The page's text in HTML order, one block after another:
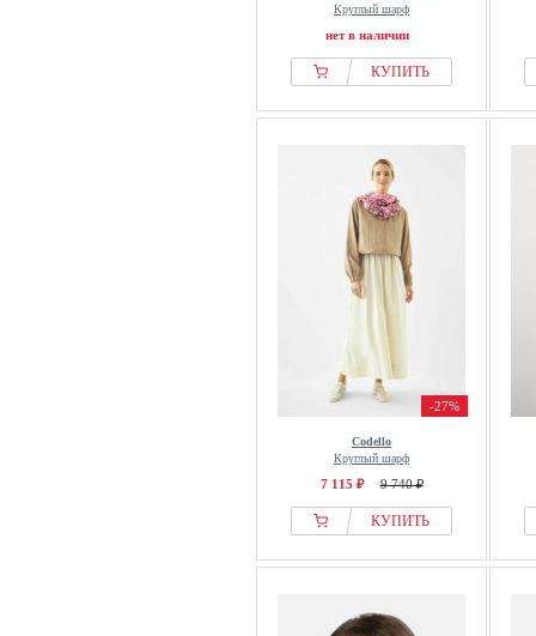
Круглый шарф
нет в наличии
КУПИТЬ
-27%
Codello
Круглый шарф
7 115 ₽ 9 740 ₽
КУПИТЬ